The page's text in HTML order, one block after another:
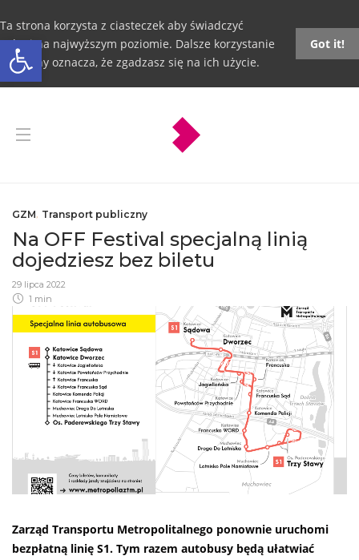
Otwórz pasek narzędzi
Ta strona korzysta z ciasteczek aby świadczyć
usługi na najwyższym poziomie. Dalsze korzystanie
ze strony oznacza, że zgadzasz się na ich użycie.
Got it!
GZM, Transport publiczny
Na OFF Festival specjalną linią
dojedziesz bez biletu
29 lipca 2022
1 min
Zarząd Transportu Metropolitalnego ponownie uruchomi
bezpłatną linię S1. Tym razem autobusy będą ułatwiać